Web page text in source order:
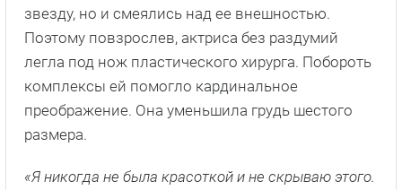
звезду, но и смеялись над ее внешностью.
Поэтому повзрослев, актриса без раздумий
легла под нож пластического хирурга. Побороть
комплексы ей помогло кардинальное
преображение. Она уменьшила грудь шестого
размера.
«Я никогда не была красоткой и не скрываю этого.